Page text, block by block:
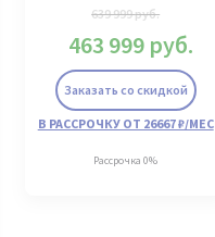
Заказать со скидкой
639 999руб.
463 999 руб.
В РАССРОЧКУ ОТ 26667 ₽/МЕС
Рассрочка 0%